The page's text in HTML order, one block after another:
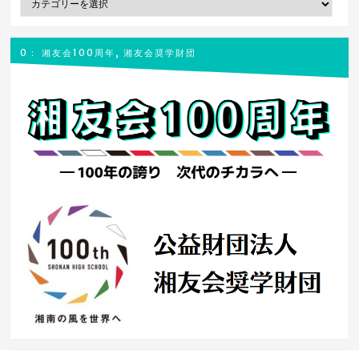
り
ー
0： 湘友会100周年, 湘友会奨学財団